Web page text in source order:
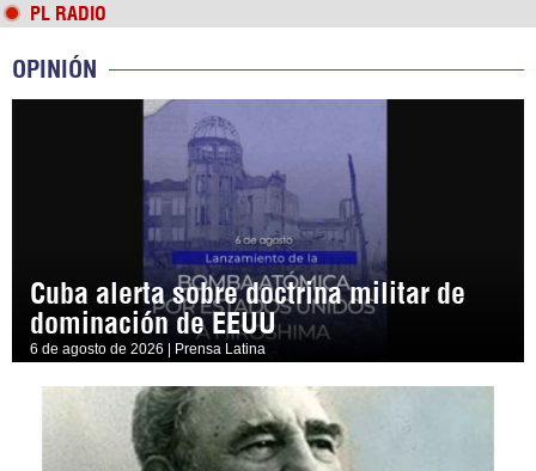
PL RADIO
OPINIÓN
Cuba alerta sobre doctrina militar de
dominación de EEUU
6 de agosto de 2026 | Prensa Latina